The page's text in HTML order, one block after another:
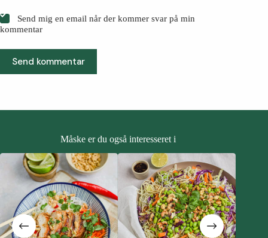
Send mig en email når der kommer svar på min
kommentar
Send kommentar
Måske er du også interesseret i